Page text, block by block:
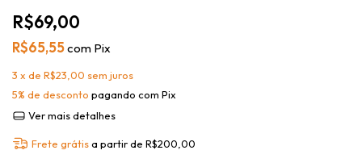
R$69,00
R$65,55com Pix
3 x de R$23,00 sem juros
5% de desconto pagando com Pix
Ver mais detalhes
Frete grátisa partir de R$200,00